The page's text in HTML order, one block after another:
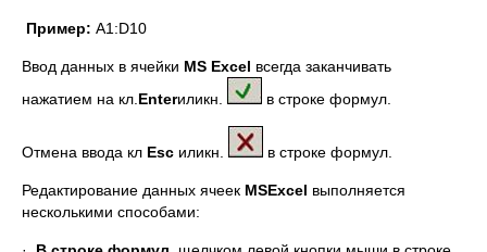
Пример: A1:D10
Ввод данных в ячейки MS Excel всегда заканчивать
нажатием на кл. Enterиликн. в строке формул.
Отмена ввода кл Esc иликн. в строке формул.
Редактирование данных ячеек MSExcel выполняется
несколькими способами: